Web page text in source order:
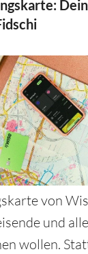
von
und
wollen.